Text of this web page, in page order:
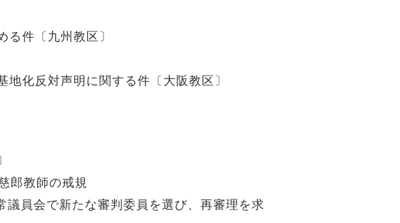
件〔九州教区〕
化反対声明に関する件〔大阪教区〕
郎教師の戒規
員会で新たな審判委員を選び、再審理を求